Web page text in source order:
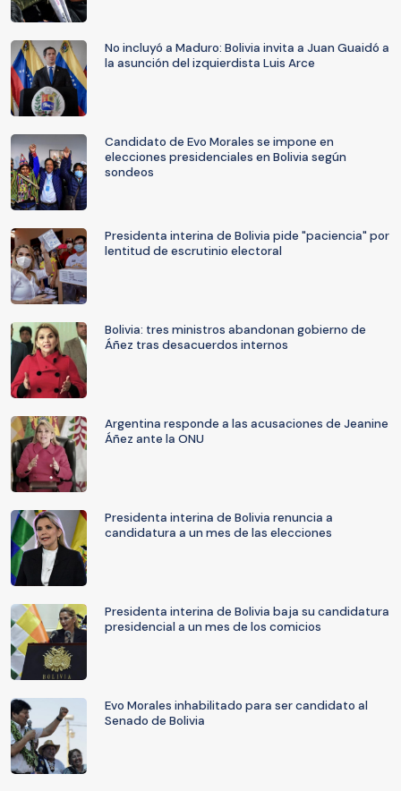
No incluyó a Maduro: Bolivia invita a Juan Guaidó a
la asunción del izquierdista Luis Arce
Candidato de Evo Morales se impone en
elecciones presidenciales en Bolivia según
sondeos
Presidenta interina de Bolivia pide "paciencia" por
lentitud de escrutinio electoral
Bolivia: tres ministros abandonan gobierno de
Áñez tras desacuerdos internos
Argentina responde a las acusaciones de Jeanine
Áñez ante la ONU
Presidenta interina de Bolivia renuncia a
candidatura a un mes de las elecciones
Presidenta interina de Bolivia baja su candidatura
presidencial a un mes de los comicios
Evo Morales inhabilitado para ser candidato al
Senado de Bolivia